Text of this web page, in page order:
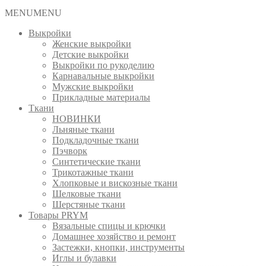
MENUMENU
Выкройки
Женские выкройки
Детские выкройки
Выкройки по рукоделию
Карнавальные выкройки
Мужские выкройки
Прикладные материалы
Ткани
НОВИНКИ
Льняные ткани
Подкладочные ткани
Пэчворк
Синтетические ткани
Трикотажные ткани
Хлопковые и вискозные ткани
Шелковые ткани
Шерстяные ткани
Товары PRYM
Вязальные спицы и крючки
Домашнее хозяйство и ремонт
Застежки, кнопки, инструменты
Иглы и булавки